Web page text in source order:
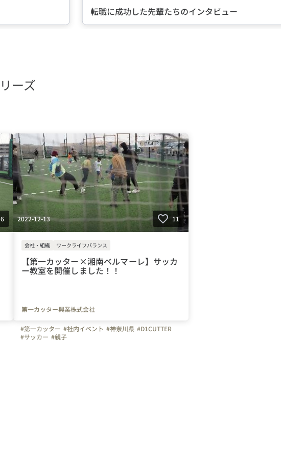
転職に成功した先輩たちのインタビュー
ーズ
6 2022-12-13 11
会社・組織 ワークライフバランス
【第一カッター×湘南ベルマーレ】サッカ
ー教室を開催しました！！
第一カッター興業株式会社
#第一カッター #社内イベント #神奈川県 #D1CUTTER
#サッカー #親子